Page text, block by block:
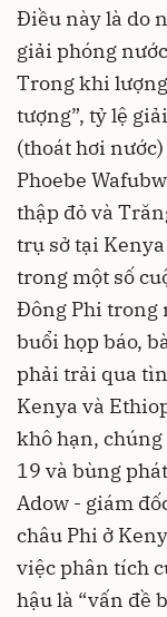
Điều này là do
giải phóng
Trong khi
tượng”, tỷ lệ
(thoát hơi
Phoebe
thập đỏ và
trụ sở tại
trong một số
Đông Phi trong
buổi họp báo,
phải trải qua
Kenya và
khô hạn,
19 và bùng
Adow - giám
châu Phi ở
việc phân tích
hậu là “vấn đề